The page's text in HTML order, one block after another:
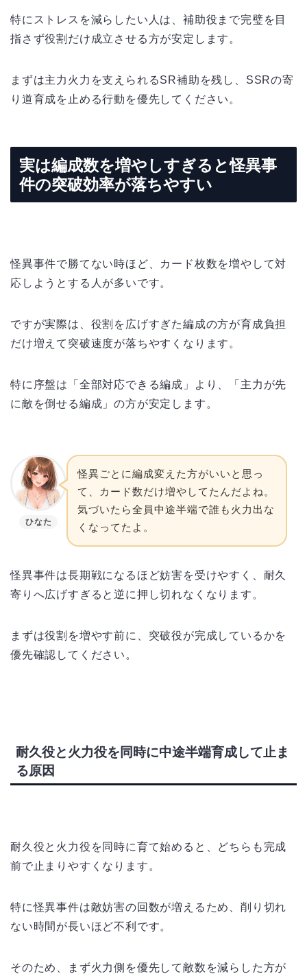
特にストレスを減らしたい人は、補助役まで完璧を目
指さず役割だけ成立させる方が安定します。
まずは主力火力を支えられるSR補助を残し、SSRの寄
り道育成を止める行動を優先してください。
実は編成数を増やしすぎると怪異事
件の突破効率が落ちやすい
怪異事件で勝てない時ほど、カード枚数を増やして対
応しようとする人が多いです。
ですが実際は、役割を広げすぎた編成の方が育成負担
だけ増えて突破速度が落ちやすくなります。
特に序盤は「全部対応できる編成」より、「主力が先
に敵を倒せる編成」の方が安定します。
ひなた
怪異ごとに編成変えた方がいいと思っ
て、カード数だけ増やしてたんだよね。
気づいたら全員中途半端で誰も火力出な
くなってたよ。
怪異事件は長期戦になるほど妨害を受けやすく、耐久
寄りへ広げすぎると逆に押し切れなくなります。
まずは役割を増やす前に、突破役が完成しているかを
優先確認してください。
耐久役と火力役を同時に中途半端育成して止ま
る原因
耐久役と火力役を同時に育て始めると、どちらも完成
前で止まりやすくなります。
特に怪異事件は敵妨害の回数が増えるため、削り切れ
ない時間が長いほど不利です。
そのため、まず火力側を優先して敵数を減らした方が